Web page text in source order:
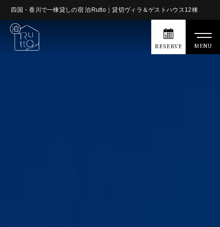
四国・香川で一棟貸しの宿 泊Rutto｜貸切ヴィラ＆ゲストハウス12棟
RESERVE MENU